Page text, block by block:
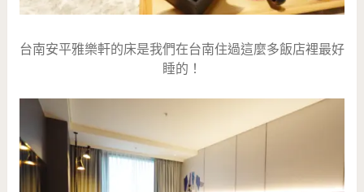
台南安平雅樂軒的床是我們在台南住過這麼多飯店裡最好
睡的！